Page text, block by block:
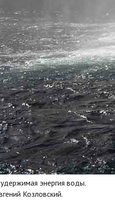
энергия воды.
Козловский.